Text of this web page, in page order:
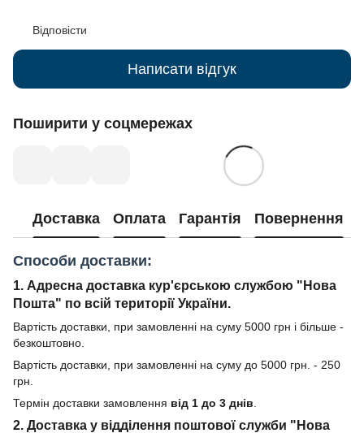
Відповісти
Написати відгук
Поширити у соцмережах
Доставка Оплата Гарантія Повернення
Способи доставки:
1. Адресна доставка кур'єрською службою "Нова
Пошта" по всій території України.
Вартість доставки, при замовленні на суму 5000 грн і більше -
безкоштовно.
Вартість доставки, при замовленні на суму до 5000 грн. - 250
грн.
Термін доставки замовлення від 1 до 3 днів
2. Доставка у відділення поштової служби "Нова